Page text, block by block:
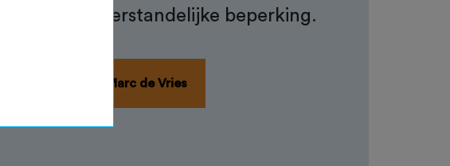
met een verstandelijke beperking.
de website van Marc de Vries